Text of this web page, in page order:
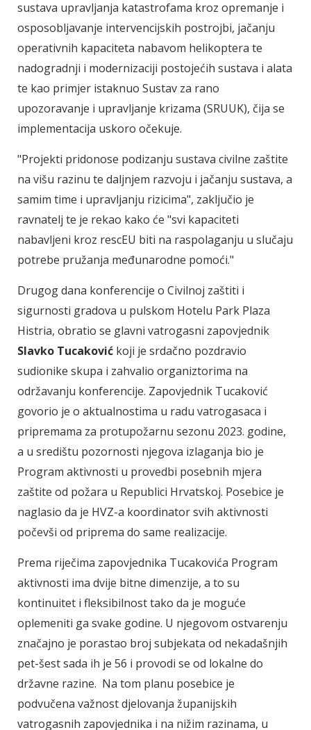
sustava upravljanja katastrofama kroz opremanje i
osposobljavanje intervencijskih postrojbi, jačanju
operativnih kapaciteta nabavom helikoptera te
nadogradnji i modernizaciji postojećih sustava i alata
te kao primjer istaknuo Sustav za rano
upozoravanje i upravljanje krizama (SRUUK), čija se
implementacija uskoro očekuje.
"Projekti pridonose podizanju sustava civilne zaštite
na višu razinu te daljnjem razvoju i jačanju sustava, a
samim time i upravljanju rizicima", zaključio je
ravnatelj te je rekao kako će "svi kapaciteti
nabavljeni kroz rescEU biti na raspolaganju u slučaju
potrebe pružanja međunarodne pomoći."
Drugog dana konferencije o Civilnoj zaštiti i
sigurnosti gradova u pulskom Hotelu Park Plaza
Histria, obratio se glavni vatrogasni zapovjednik
Slavko Tucaković koji je srdačno pozdravio
sudionike skupa i zahvalio organiztorima na
održavanju konferencije. Zapovjednik Tucaković
govorio je o aktualnostima u radu vatrogasaca i
pripremama za protupožarnu sezonu 2023. godine,
a u središtu pozornosti njegova izlaganja bio je
Program aktivnosti u provedbi posebnih mjera
zaštite od požara u Republici Hrvatskoj. Posebice je
naglasio da je HVZ-a koordinator svih aktivnosti
počevši od priprema do same realizacije.
Prema riječima zapovjednika Tucakovića Program
aktivnosti ima dvije bitne dimenzije, a to su
kontinuitet i fleksibilnost tako da je moguće
oplemeniti ga svake godine. U njegovom ostvarenju
značajno je porastao broj subjekata od nekadašnjih
pet-šest sada ih je 56 i provodi se od lokalne do
državne razine. Na tom planu posebice je
podvučena važnost djelovanja županijskih
vatrogasnih zapovjednika i na nižim razinama, u